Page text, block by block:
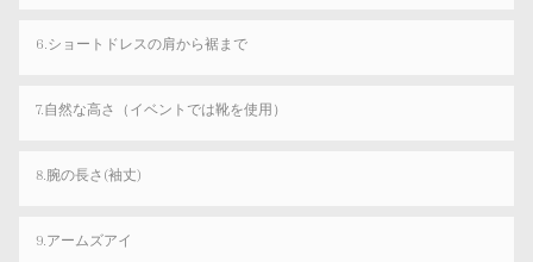
6.ショートドレスの肩から裾まで
7.自然な高さ（イベントでは靴を使用）
8.腕の長さ(袖丈)
9.アームズアイ